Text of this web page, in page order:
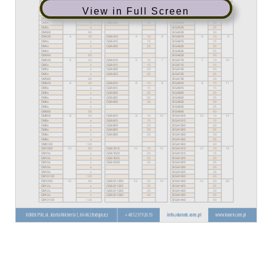
View in Full Screen